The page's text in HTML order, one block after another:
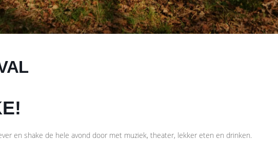
en shake de hele avond door met muziek, theater, lekker eten en drinken.